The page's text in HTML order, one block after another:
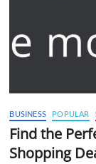
BUSINESS POPULAR
Find the
Shopping